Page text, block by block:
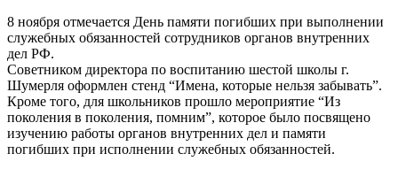
8 ноября отмечается День памяти погибших при выполнении
служебных обязанностей сотрудников органов внутренних
дел РФ.
Советником директора по воспитанию шестой школы г.
Шумерля оформлен стенд “Имена, которые нельзя забывать”.
Кроме того, для школьников прошло мероприятие “Из
поколения в поколения, помним”, которое было посвящено
изучению работы органов внутренних дел и памяти
погибших при исполнении служебных обязанностей.